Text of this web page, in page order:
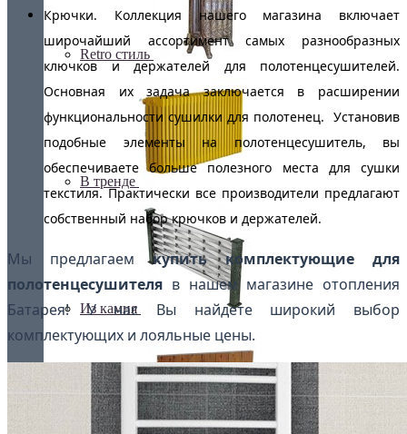
Retro стиль
В тренде
Из камня
Крючки. Коллекция нашего магазина включает
широчайший ассортимент самых разнообразных
ключков и держателей для полотенцесушителей.
Основная их задача заключается в расширении
функциональности сушилки для полотенец. Установив
подобные элементы на полотенцесушитель, вы
обеспечиваете больше полезного места для сушки
текстиля. Практически все производители предлагают
собственный набор крючков и держателей.
Мы предлагаемкупить комплектующие для
полотенцесушителя в нашем магазине отопления
Батарея! У нас Вы найдете широкий выбор
комплектующих и лояльные цены.